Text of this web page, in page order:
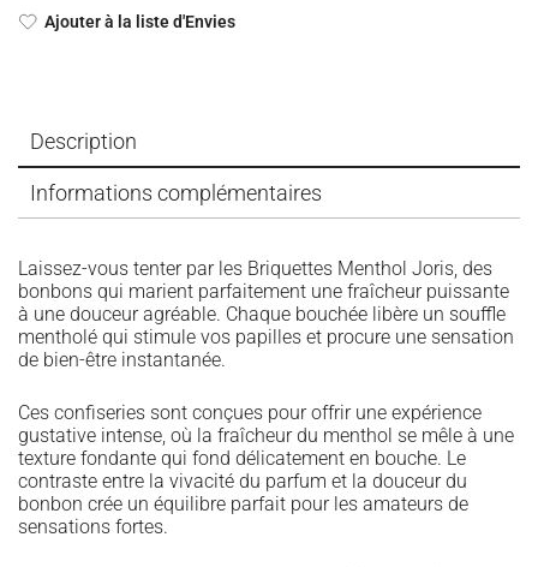
Ajouter à la liste d'Envies
Description
Informations complémentaires
Laissez-vous tenter par les Briquettes Menthol Joris, des
bonbons qui marient parfaitement une fraîcheur puissante
à une douceur agréable. Chaque bouchée libère un souffle
mentholé qui stimule vos papilles et procure une sensation
de bien-être instantanée.
Ces confiseries sont conçues pour offrir une expérience
gustative intense, où la fraîcheur du menthol se mêle à une
texture fondante qui fond délicatement en bouche. Le
contraste entre la vivacité du parfum et la douceur du
bonbon crée un équilibre parfait pour les amateurs de
sensations fortes.